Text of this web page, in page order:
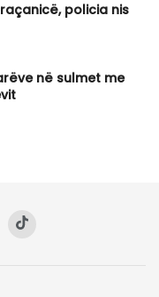
policia nis
në sulmet me